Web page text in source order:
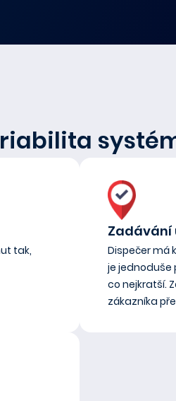
tak,
Zadávání
Dispečer má
je jednoduše
co nejkratší.
zákazníka